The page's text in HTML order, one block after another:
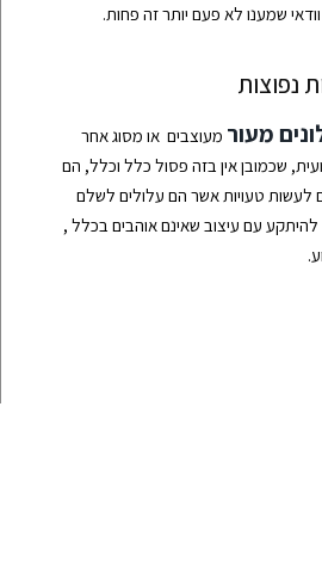
שמענו לא פעם יותר זה פחות.
נפוצות
מעור מעוצבים או מסוג אחר
שכמובן אין בזה פסול כלל וכלל, הם
לעשות טעויות אשר הם עלולים לשלם
להיתקע עם עיצוב שאינם אוהבים בכלל ,